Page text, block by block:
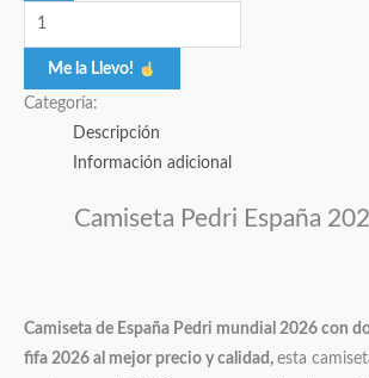
Me la Llevo!
Categoría:
Descripción
Información adicional
Camiseta Pedri España
Camiseta de España Pedri mundial 2026 con
fifa 2026 al mejor precio y calidad, esta